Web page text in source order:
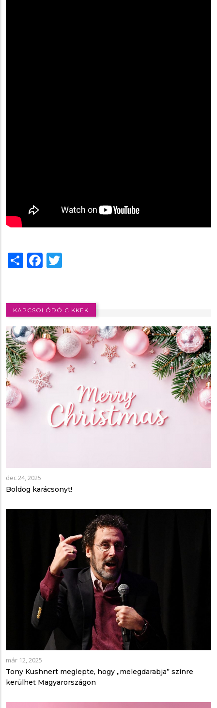
ShareFacebook
KAPCSOLÓDÓ CIKKEK
dec 24, 2025
Boldog karácsonyt!
már 12, 2025
Tony Kushnert meglepte, hogy „melegdarabja” színre
kerülhet Magyarországon